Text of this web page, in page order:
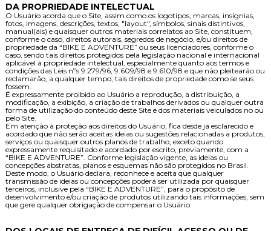
DA PROPRIEDADE INTELECTUAL
O Usuário acorda que o Site, assim como os logotipos, marcas, insígnias,
fotos, imagens, descrições, textos, "layout", símbolos, sinais distintivos,
manual(ais) e quaisquer outros materiais correlatos ao Site, constituem,
conforme o caso, direitos autorais, segredos de negócio, e/ou direitos de
propriedade da “BIKE E ADVENTURE” ou seus licenciadores, conforme o
caso, sendo tais direitos protegidos pela legislação nacional e internacional
aplicável à propriedade intelectual, especialmente quanto aos termos e
condições das Leis nºs 9.279/96, 9.609/98 e 9.610/98 e que não pleitearão ou
reclamarão, a qualquer tempo, tais direitos de propriedade como se seus
fossem.
É expressamente proibido ao Usuário a reprodução, a distribuição, a
modificação, a exibição, a criação de trabalhos derivados ou qualquer outra
forma de utilização do conteúdo deste Site e dos materiais veiculados no ou
pelo Site.
Em atenção à proteção aos direitos do Usuário, fica desde já esclarecido e
acordado que não serão aceitas ideias ou sugestões relacionadas a produtos,
serviços ou quaisquer outros planos de trabalho, exceto quando
expressamente requisitado e acordado por escrito, previamente, com a
“BIKE E ADVENTURE”. Conforme legislação vigente, as ideias ou
concepções abstratas, planos e esquemas não são protegidos no Brasil.
Deste modo, o Usuário declara, reconhece e aceita que qualquer
transmissão de ideias ou concepções poderá ser utilizada por quaisquer
terceiros, inclusive pela “BIKE E ADVENTURE”, para o propósito de
desenvolvimento e/ou criação de produtos utilizando tais informações, sem
que gere qualquer obrigação de compensar o Usuário.